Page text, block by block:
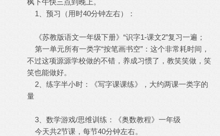
枫下午快三点到晚上。
1、预习（用时40分钟左右）：
《苏教版语文一年级下册》“识字1-课文2”复习一遍；
第一单元所有一类字“按笔画书空”：这个非常耗时间，
不过这项源源学校做的不错，养成习惯了，教笑笑做，笑
笑也能做好。
2、练字半小时：《写字课课练》，大约两课一类字的
量
3、数学游戏/思维训练：《奥数教程》一年级
今天共2节课，每节40分钟左右。